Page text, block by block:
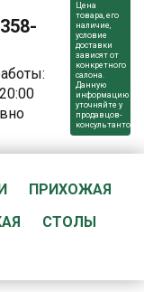
Цена
товара, его
наличие,
условие
доставки
зависят от
конкретного
салона.
Данную
информацию
уточняйте у
продавцов-
консультантов.
ПРИХОЖАЯ
СТОЛЫ